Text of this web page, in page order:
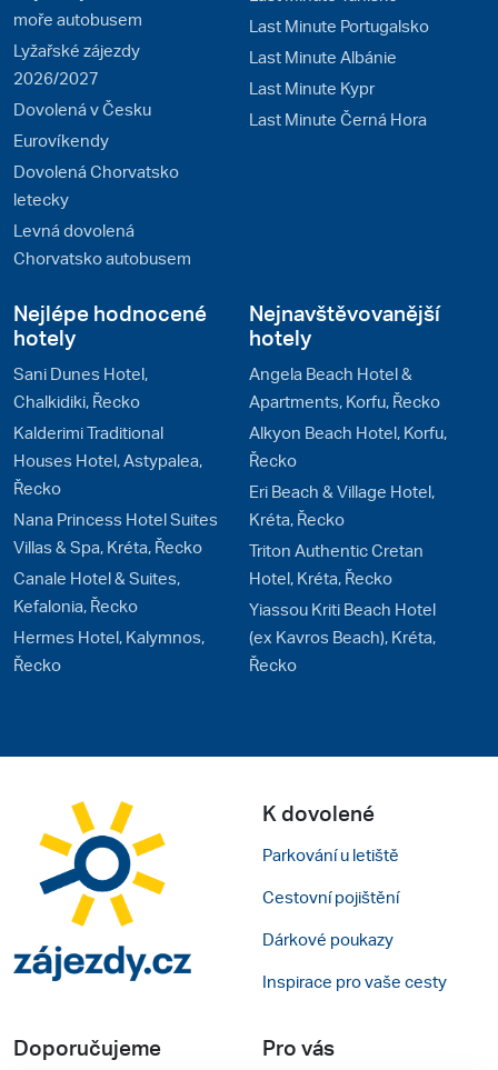
moře autobusem
Lyžařské zájezdy
2026/2027
Dovolená v Česku
Eurovíkendy
Dovolená Chorvatsko
letecky
Levná dovolená
Chorvatsko autobusem
Last Minute Portugalsko
Last Minute Albánie
Last Minute Kypr
Last Minute Černá Hora
Nejlépe hodnocené
hotely
Sani Dunes Hotel,
Chalkidiki, Řecko
Kalderimi Traditional
Houses Hotel, Astypalea,
Řecko
Nana Princess Hotel Suites
Villas & Spa, Kréta, Řecko
Canale Hotel & Suites,
Kefalonia, Řecko
Hermes Hotel, Kalymnos,
Řecko
Nejnavštěvovanější
hotely
Angela Beach Hotel &
Apartments, Korfu, Řecko
Alkyon Beach Hotel, Korfu,
Řecko
Eri Beach & Village Hotel,
Kréta, Řecko
Triton Authentic Cretan
Hotel, Kréta, Řecko
Yiassou Kriti Beach Hotel
(ex Kavros Beach), Kréta,
Řecko
K dovolené
Parkování u letiště
Cestovní pojištění
Dárkové poukazy
Inspirace pro vaše cesty
Doporučujeme Pro vás